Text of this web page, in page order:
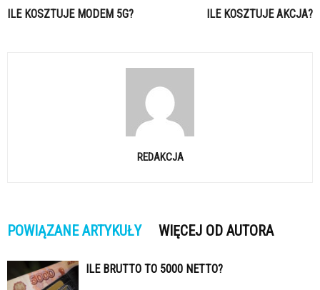
ILE KOSZTUJE MODEM 5G? ILE KOSZTUJE AKCJA?
REDAKCJA
POWIĄZANE ARTYKUŁY WIĘCEJ OD AUTORA
ILE BRUTTO TO 5000 NETTO?